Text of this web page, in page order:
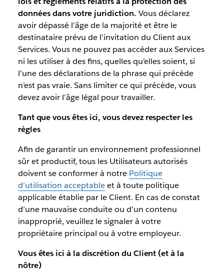
données dans votre juridiction. Vous déclarez
avoir dépassé l’âge de la majorité et être le
destinataire prévu de l’invitation du Client aux
Services. Vous ne pouvez pas accéder aux Services
ni les utiliser à des fins, quelles qu’elles soient, si
l’une des déclarations de la phrase qui précède
n’est pas vraie. Sans limiter ce qui précède, vous
devez avoir l’âge légal pour travailler.
Tant que vous êtes ici, vous devez respecter les
règles
Afin de garantir un environnement professionnel
sûr et productif, tous les Utilisateurs autorisés
doivent se conformer à notre Politique
d’utilisation acceptableet à toute politique
applicable établie par le Client. En cas de constat
d’une mauvaise conduite ou d’un contenu
inapproprié, veuillez le signaler à votre
propriétaire principal ou à votre employeur.
Vous êtes ici à la discrétion du Client (et à la
nôtre)